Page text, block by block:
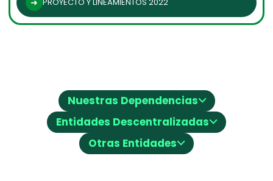
Nuestras Dependencias⌵
Entidades Descentralizadas⌵
Otras Entidades⌵